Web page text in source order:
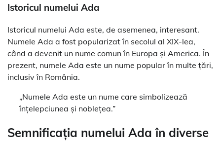
Istoricul numelui Ada
Istoricul numelui Ada este, de asemenea, interesant.
Numele Ada a fost popularizat în secolul al XIX-lea,
când a devenit un nume comun în Europa și America. În
prezent, numele Ada este un nume popular în multe țări,
inclusiv în România.
„Numele Ada este un nume care simbolizează
înțelepciunea și noblețea.”
Semnificația numelui Ada în diverse